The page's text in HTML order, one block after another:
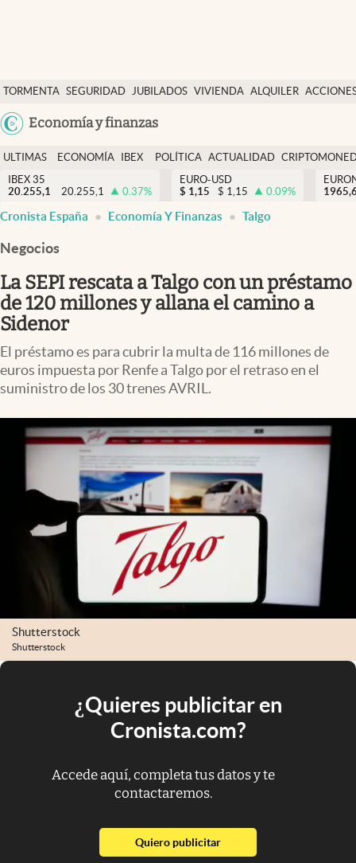
TORMENTA SEGURIDAD JUBILADOS VIVIENDA ALQUILER
USA
Economía y finanzas
Economía y finanzas
Política
Actualidad
Criptomonedas
España
ULTIMAS
NOTICIAS
ECONOMÍA
FINANZAS
IBEX
EURO
POLÍTICA ACTUALIDAD
IBEX 35
20.255,1
20.255,1 0.37%
EURO-USD
$ 1,15 $ 1,15 0.09%
Cronista España Economía Y Finanzas Talgo
Negocios
La SEPI rescata a Talgo con un préstamo
de 120 millones y allana el camino a
Sidenor
El préstamo es para cubrir la multa de 116 millones de
euros impuesta por Renfe a Talgo por el retraso en el
suministro de los 30 trenes AVRIL.
Shutterstock
Shutterstock
¿Quieres publicitar en
Cronista.com?
Accede aquí, completa tus datos y te
contactaremos.
Quiero publicitarabre en nueva pestaña